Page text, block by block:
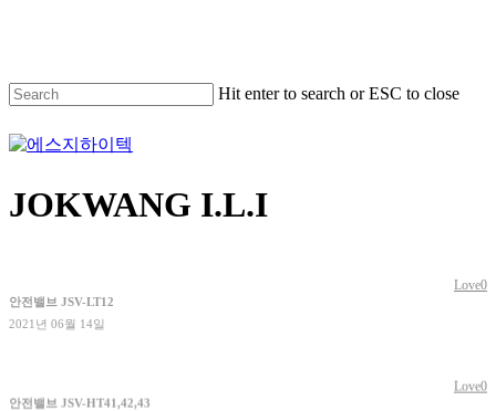
Hit enter to search or ESC to close
Close
Menu
JOKWANG I.L.I
안전밸브 JSV-LT12
2021년 06월 14일
Love0
안전밸브 JSV-HT41,42,43
Love0